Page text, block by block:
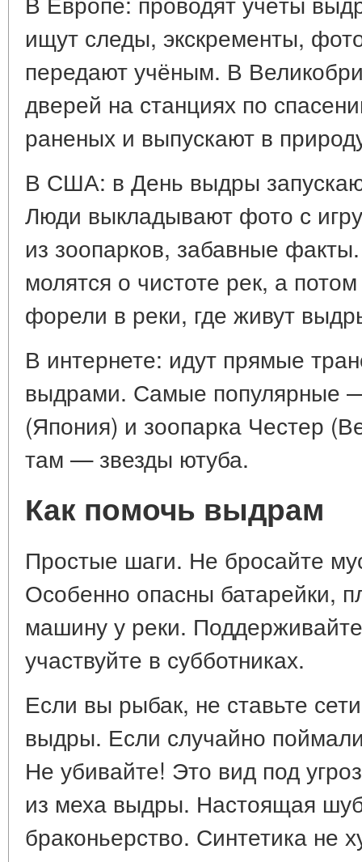
ищут следы, экскременты,
передают учёным. В
дверей на станциях по
раненых и выпускают в
В США: в День выдры
Люди выкладывают фото с
из зоопарков, забавные
молятся о чистоте рек, а
форели в реки, где живут
В интернете: идут прямые
выдрами. Самые популярные
(Япония) и зоопарка Честер
там — звезды ютуба.
Как помочь выдрам
Простые шаги. Не бросайте
Особенно опасны батарейки,
машину у реки.
участвуйте в субботниках.
Если вы рыбак, не ставьте
выдры. Если случайно
Не убивайте! Это вид под
из меха выдры. Настоящая
браконьерство. Синтетика не